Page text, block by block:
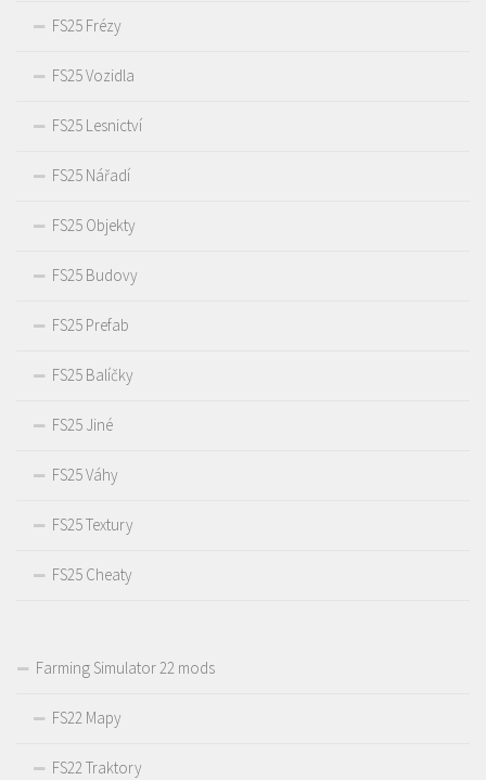
FS25 Frézy
FS25 Vozidla
FS25 Lesnictví
FS25 Nářadí
FS25 Objekty
FS25 Budovy
FS25 Prefab
FS25 Balíčky
FS25 Jiné
FS25 Váhy
FS25 Textury
FS25 Cheaty
Farming Simulator 22 mods
FS22 Mapy
FS22 Traktory